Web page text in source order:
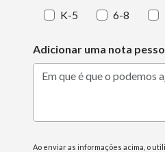
K-5 6-8
Adicionar uma nota
Em que é que o podemos
Ao enviar as informações acima, o